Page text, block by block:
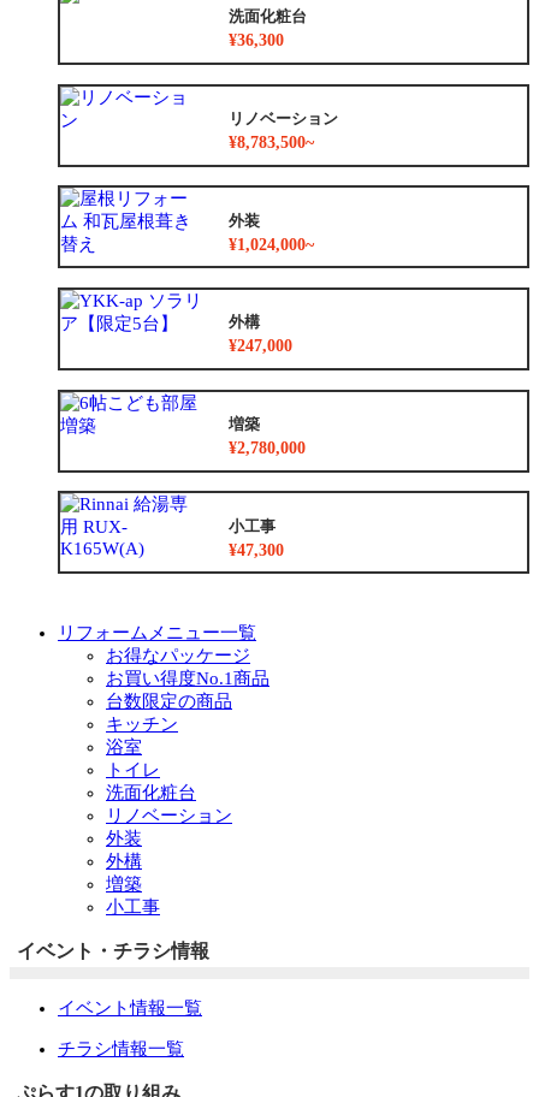
洗面化粧台
¥36,300
リノベーション
¥8,783,500~
外装
¥1,024,000~
外構
¥247,000
増築
¥2,780,000
小工事
¥47,300
リフォームメニュー一覧
お得なパッケージ
お買い得度No.1商品
台数限定の商品
キッチン
浴室
トイレ
洗面化粧台
リノベーション
外装
外構
増築
小工事
イベント・チラシ情報
イベント情報一覧
チラシ情報一覧
ぷらす1の取り組み